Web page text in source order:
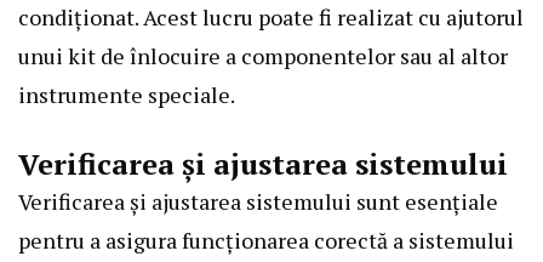
condiționat. Acest lucru poate fi realizat cu ajutorul
unui kit de înlocuire a componentelor sau al altor
instrumente speciale.
Verificarea și ajustarea sistemului
Verificarea și ajustarea sistemului sunt esențiale
pentru a asigura funcționarea corectă a sistemului